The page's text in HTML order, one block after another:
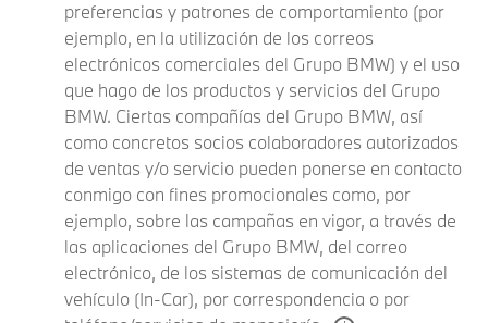
preferencias y patrones de comportamiento (por
ejemplo, en la utilización de los correos
electrónicos comerciales del Grupo BMW) y el uso
que hago de los productos y servicios del Grupo
BMW. Ciertas compañías del Grupo BMW, así
como concretos socios colaboradores autorizados
de ventas y/o servicio pueden ponerse en contacto
conmigo con fines promocionales como, por
ejemplo, sobre las campañas en vigor, a través de
las aplicaciones del Grupo BMW, del correo
electrónico, de los sistemas de comunicación del
vehículo (In-Car), por correspondencia o por